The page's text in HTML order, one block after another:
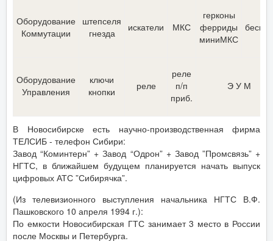
Оборудование
Коммутации
штепселя
гнезда
искатели МКС
герконы
ферриды
миниМКС
Оборудование
Управления
ключи
кнопки
реле
реле
п/п
приб.
Э У М
В Новосибирске есть научно-производственная фирма
ТЕЛСИБ - телефон Сибири:
Завод “Коминтерн” + Завод “Одрон” + Завод ”Промсвязь” +
НГТС, в ближайшем будущем планируется начать выпуск
цифровых АТС ”Сибирячка”.
(Из телевизионного выступления начальника НГТС В.Ф.
Пашковского 10 апреля 1994 г.):
По емкости Новосибирская ГТС занимает 3 место в России
после Москвы и Петербурга.